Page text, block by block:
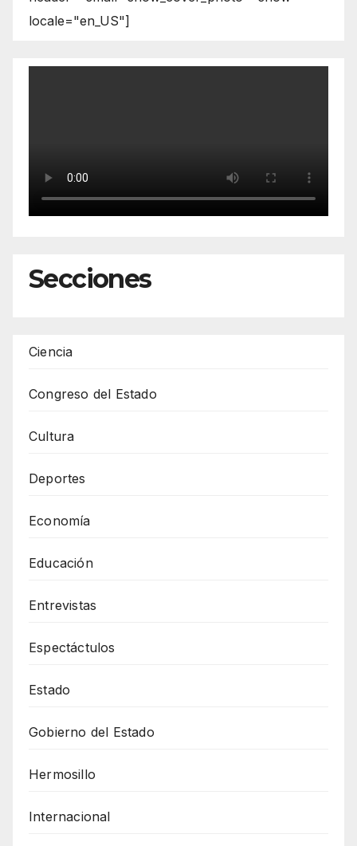
locale="en_US"]
Secciones
Ciencia
Congreso del Estado
Cultura
Deportes
Economía
Educación
Entrevistas
Espectáctulos
Estado
Gobierno del Estado
Hermosillo
Internacional